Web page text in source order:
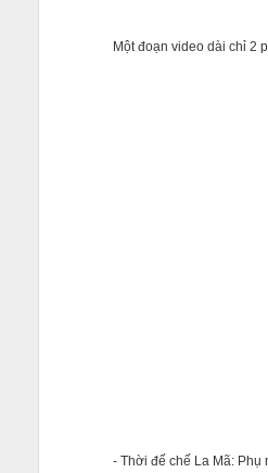
Một đoạn video dài chỉ 2
- Thời đế chế La Mã: